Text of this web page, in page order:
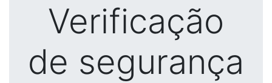
Verificação
de segurança